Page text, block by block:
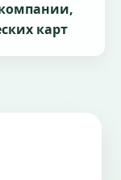
карт